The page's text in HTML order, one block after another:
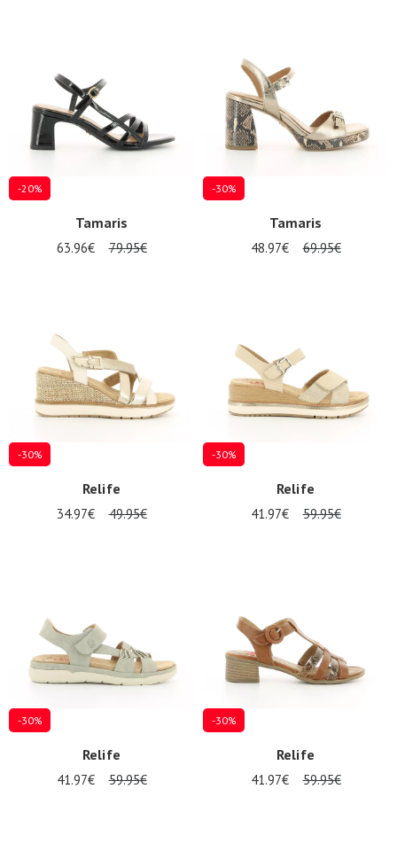
-20%
Tamaris
63.96€ 79.95€
-30%
Tamaris
48.97€ 69.95€
-30%
Relife
34.97€ 49.95€
-30%
Relife
41.97€ 59.95€
-30%
Relife
41.97€ 59.95€
-30%
Relife
41.97€ 59.95€